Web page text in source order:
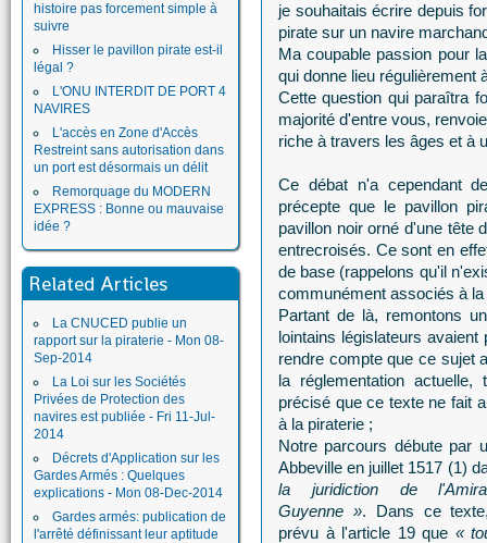
histoire pas forcement simple à
suivre
Hisser le pavillon pirate est-il
légal ?
L'ONU INTERDIT DE PORT 4
NAVIRES
L'accès en Zone d'Accès
Restreint sans autorisation dans
un port est désormais un délit
Remorquage du MODERN
EXPRESS : Bonne ou mauvaise
idée ?
Related Articles
La CNUCED publie un
rapport sur la piraterie - Mon 08-
Sep-2014
La Loi sur les Sociétés
Privées de Protection des
navires est publiée - Fri 11-Jul-
2014
Décrets d'Application sur les
Gardes Armés : Quelques
explications - Mon 08-Dec-2014
Gardes armés: publication de
l'arrêté définissant leur aptitude
je souhaitais écrire depuis
pirate sur un navire
Ma coupable passion pour
qui donne lieu régulièrement
Cette question qui paraîtra
majorité d'entre vous,
riche à travers les âges et à
Ce débat n'a cependant
précepte que le pavillon
pavillon noir orné d'une tête
entrecroisés. Ce sont en
de base (rappelons qu'il
communément associés à la
Partant de là, remontons
lointains législateurs
rendre compte que ce sujet
la réglementation
précisé que ce texte ne fait
à la piraterie ;
Notre parcours débute par
Abbeville en juillet 1517 (1)
la juridiction de
Guyenne ». Dans ce
prévu à l'article 19 que «